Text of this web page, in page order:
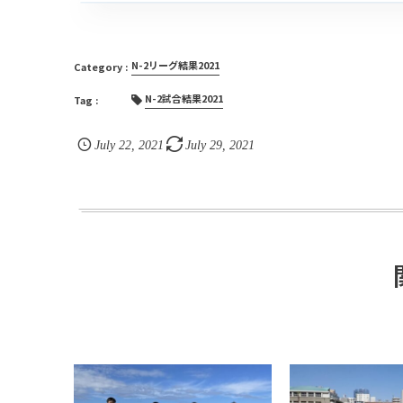
N-2リーグ結果2021
N-2試合結果2021
July 22 ,2021 July 29, 2021